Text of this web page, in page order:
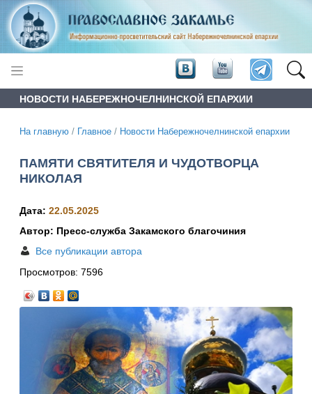
НОВОСТИ НАБЕРЕЖНОЧЕЛНИНСКОЙ ЕПАРХИИ
На главную / Главное / Новости Набережночелнинской епархии
ПАМЯТИ СВЯТИТЕЛЯ И ЧУДОТВОРЦА
НИКОЛАЯ
Дата: 22.05.2025
Автор: Пресс-служба Закамского благочиния
Все публикации автора
Просмотров: 7596